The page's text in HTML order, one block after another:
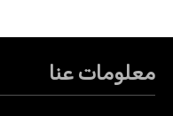
معلومات عنا